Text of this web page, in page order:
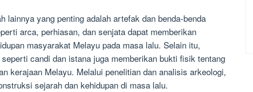
lainnya yang penting adalah artefak dan benda-benda
arca, perhiasan, dan senjata dapat memberikan
masyarakat Melayu pada masa lalu. Selain itu,
candi dan istana juga memberikan bukti fisik tentang
kerajaan Melayu. Melalui penelitian dan analisis arkeologi,
sejarah dan kehidupan di masa lalu.